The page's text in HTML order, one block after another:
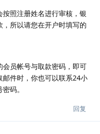
照注册姓名进行审核，银
所以请您在开户时填写的
员帐号与取款密码，即可
件时，你也可以联系24小
码。
回复